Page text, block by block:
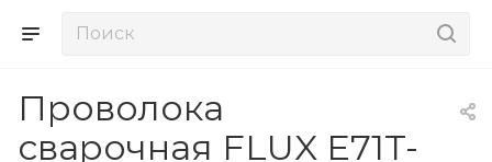
Проволока
сварочная FLUX E71T-